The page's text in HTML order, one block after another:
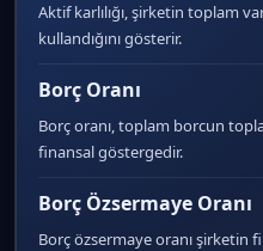
Aktif karlılığı, şirketin toplam
kullandığını gösterir.
Borç Oranı
Borç oranı, toplam borcun
finansal göstergedir.
Borç Özsermaye Oranı
Borç özsermaye oranı şirketin